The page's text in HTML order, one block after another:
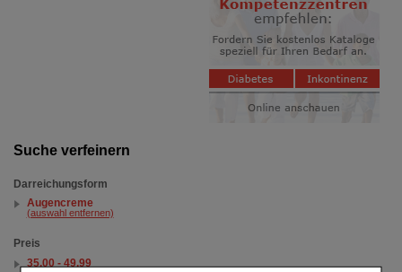
Suche verfeinern
Darreichungsform
Augencreme
(auswahl entfernen)
Preis
35.00 - 49.99